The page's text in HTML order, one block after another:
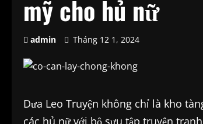
mỹ cho hủ nữ
admin Tháng 12 1, 2024
Dưa Leo Truyện không chỉ là kho